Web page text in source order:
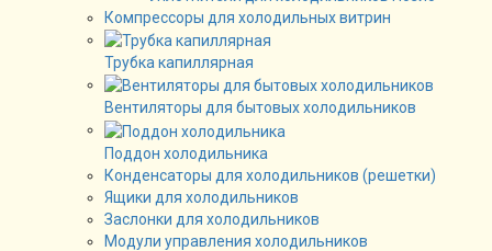
Компрессоры для холодильных витрин
Трубка капиллярная
Вентиляторы для бытовых холодильников
Поддон холодильника
Конденсаторы для холодильников (решетки)
Ящики для холодильников
Заслонки для холодильников
Модули управления холодильников